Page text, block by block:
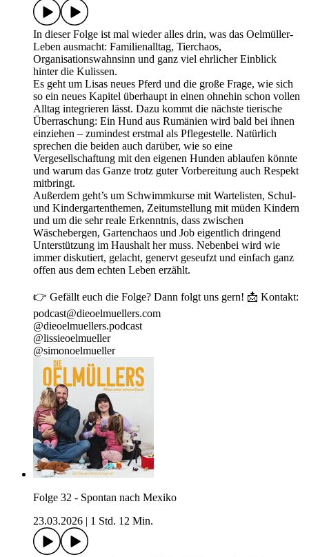
In dieser Folge ist mal wieder alles drin, was das Oelmüller-
Leben ausmacht: Familienalltag, Tierchaos,
Organisationswahnsinn und ganz viel ehrlicher Einblick
hinter die Kulissen.
Es geht um Lisas neues Pferd und die große Frage, wie sich
so ein neues Kapitel überhaupt in einen ohnehin schon vollen
Alltag integrieren lässt. Dazu kommt die nächste tierische
Überraschung: Ein Hund aus Rumänien wird bald bei ihnen
einziehen – zumindest erstmal als Pflegestelle. Natürlich
sprechen die beiden auch darüber, wie so eine
Vergesellschaftung mit den eigenen Hunden ablaufen könnte
und warum das Ganze trotz guter Vorbereitung auch Respekt
mitbringt.
Außerdem geht’s um Schwimmkurse mit Wartelisten, Schul-
und Kindergartenthemen, Zeitumstellung mit müden Kindern
und um die sehr reale Erkenntnis, dass zwischen
Wäschebergen, Gartenchaos und Job eigentlich dringend
Unterstützung im Haushalt her muss. Nebenbei wird wie
immer diskutiert, gelacht, genervt geseufzt und einfach ganz
offen aus dem echten Leben erzählt.
👉 Gefällt euch die Folge? Dann folgt uns gern! 📩 Kontakt: ⁠⁠⁠⁠⁠
⁠podcast@dieoelmuellers.com⁠ ⁠ ⁠⁠⁠⁠
⁠@⁠dieoelmuellers.podcast⁠⁠
⁠@⁠lissieoelmueller ⁠⁠
⁠@⁠simonoelmueller⁠
Folge 32 - Spontan nach Mexiko
23.03.2026
1 Std. 12 Min.